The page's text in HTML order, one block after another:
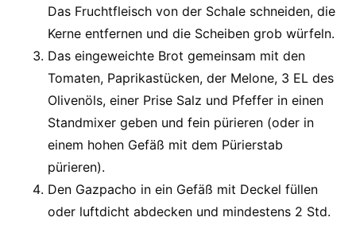
Das Fruchtfleisch von der Schale schneiden, die
Kerne entfernen und die Scheiben grob würfeln.
Das eingeweichte Brot gemeinsam mit den
Tomaten, Paprikastücken, der Melone, 3 EL des
Olivenöls, einer Prise Salz und Pfeffer in einen
Standmixer geben und fein pürieren (oder in
einem hohen Gefäß mit dem Pürierstab
pürieren).
Den Gazpacho in ein Gefäß mit Deckel füllen
oder luftdicht abdecken und mindestens 2 Std.